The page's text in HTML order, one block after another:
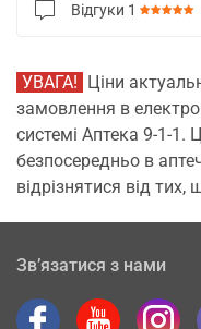
Відгуки 1
УВАГА! Ціни
замовлення в
системі Аптека 9-1-1.
безпосередньо в
відрізнятися від тих,
Зв’язатися з нами